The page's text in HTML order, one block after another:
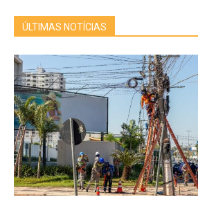
ÚLTIMAS NOTÍCIAS